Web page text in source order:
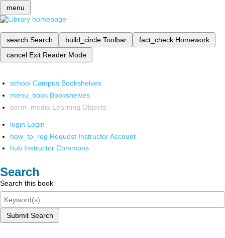
menu
search Search build_circle Toolbar fact_check Homework
cancel Exit Reader Mode
school Campus Bookshelves
menu_book Bookshelves
perm_media Learning Objects
login Login
how_to_reg Request Instructor Account
hub Instructor Commons
Search
Search this book
Submit Search